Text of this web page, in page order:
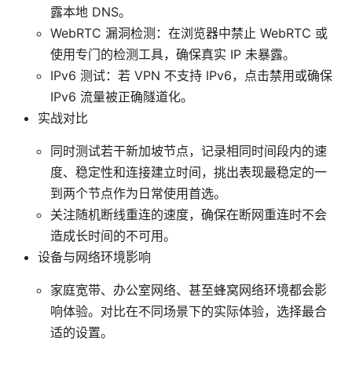
露本地 DNS。
WebRTC 漏洞检测：在浏览器中禁止 WebRTC 或
使用专门的检测工具，确保真实 IP 未暴露。
IPv6 测试：若 VPN 不支持 IPv6，点击禁用或确保
IPv6 流量被正确隧道化。
实战对比
同时测试若干新加坡节点，记录相同时间段内的速
度、稳定性和连接建立时间，挑出表现最稳定的一
到两个节点作为日常使用首选。
关注随机断线重连的速度，确保在断网重连时不会
造成长时间的不可用。
设备与网络环境影响
家庭宽带、办公室网络、甚至蜂窝网络环境都会影
响体验。对比在不同场景下的实际体验，选择最合
适的设置。